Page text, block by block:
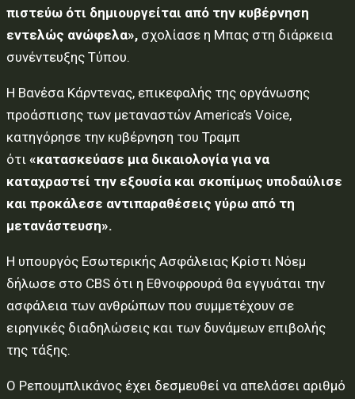
πιστεύω ότι δημιουργείται από την κυβέρνηση
εντελώς ανώφελα», σχολίασε η Μπας στη διάρκεια
συνέντευξης Τύπου.
Η Βανέσα Κάρντενας, επικεφαλής της οργάνωσης
προάσπισης των μεταναστών America’s Voice,
κατηγόρησε την κυβέρνηση του Τραμπ
ότι «κατασκεύασε μια δικαιολογία για να
καταχραστεί την εξουσία και σκοπίμως υποδαύλισε
και προκάλεσε αντιπαραθέσεις γύρω από τη
μετανάστευση».
Η υπουργός Εσωτερικής Ασφάλειας Κρίστι Νόεμ
δήλωσε στο CBS ότι η Εθνοφρουρά θα εγγυάται την
ασφάλεια των ανθρώπων που συμμετέχουν σε
ειρηνικές διαδηλώσεις και των δυνάμεων επιβολής
της τάξης.
Ο Ρεπουμπλικάνος έχει δεσμευθεί να απελάσει αριθμό